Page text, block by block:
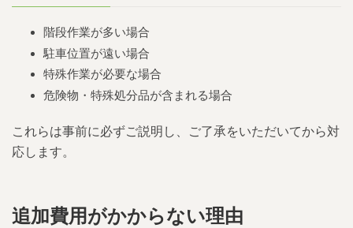
階段作業が多い場合
駐車位置が遠い場合
特殊作業が必要な場合
危険物・特殊処分品が含まれる場合
これらは事前に必ずご説明し、ご了承をいただいてから対
応します。
追加費用がかからない理由